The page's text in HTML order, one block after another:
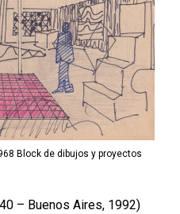
Block de dibujos y proyectos
– Buenos Aires, 1992)